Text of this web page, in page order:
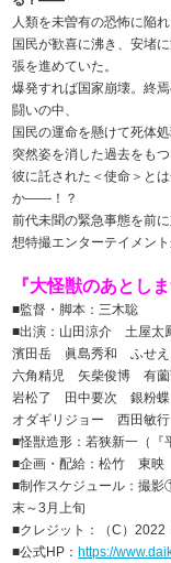
人類を未曽有の恐怖に陥
国民が歓喜に沸き、安堵
張を進めていた。
爆発すれば国家崩壊。終
闘いの中、
国民の運命を懸けて死体
突然姿を消した過去をも
彼に託された＜使命＞と
か――！？
前代未聞の緊急事態を前
想特撮エンターテイメント
『大怪獣のあとしま
■監督・脚本：三木聡
■出演：山田涼介 土屋太
濱田岳 眞島秀和 ふせえ
六角精児 矢柴俊博 有
岩松了 田中要次 銀粉
オダギリジョー 西田敏行
■怪獣造形：若狭新一（『
■企画・配給：松竹 東映
■制作スケジュール：撮
末～3月上旬
■クレジット：（C）2022
■公式HP：https://